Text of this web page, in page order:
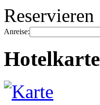
Reservieren
Anreise:
Hotelkarte